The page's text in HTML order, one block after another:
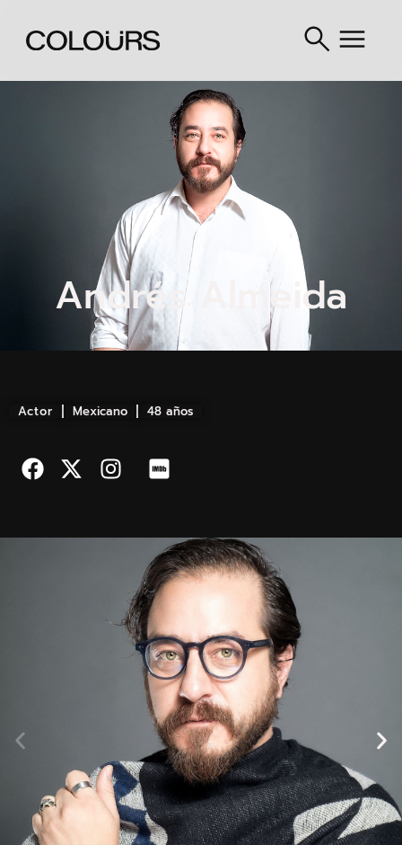
Andrés Almeida
Actor Mexicano 48 años